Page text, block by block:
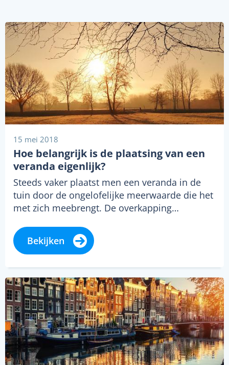
15 mei 2018
Hoe belangrijk is de plaatsing van een
veranda eigenlijk?
Steeds vaker plaatst men een veranda in de
tuin door de ongelofelijke meerwaarde die het
met zich meebrengt. De overkapping…
Bekijken